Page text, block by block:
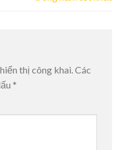
thị công khai.Các
*